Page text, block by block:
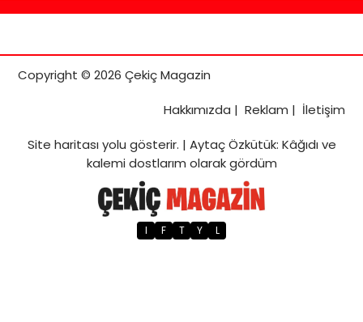
Copyright © 2026 Çekiç Magazin
Hakkımızda | Reklam | İletişim
Site haritasıyolu gösterir. | Aytaç Özkütük: Kâğıdı ve
kalemi dostlarım olarak gördüm
I F T Y L